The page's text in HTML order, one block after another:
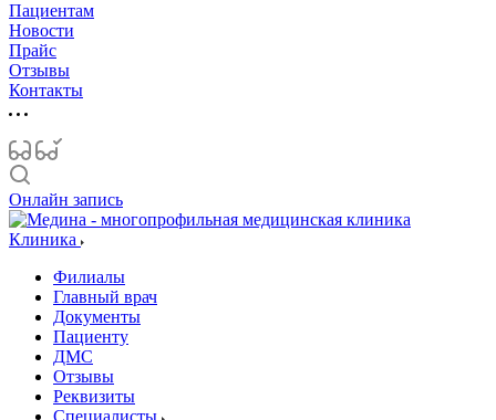
Пациентам
Новости
Прайс
Отзывы
Контакты
Онлайн запись
Клиника
Филиалы
Главный врач
Документы
Пациенту
ДМС
Отзывы
Реквизиты
Специалисты